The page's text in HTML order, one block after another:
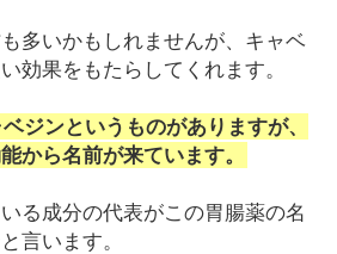
多いかもしれませんが、キャベ
効果をもたらしてくれます。
ジンというものがありますが、
から名前が来ています。
る成分の代表がこの胃腸薬の名
言います。